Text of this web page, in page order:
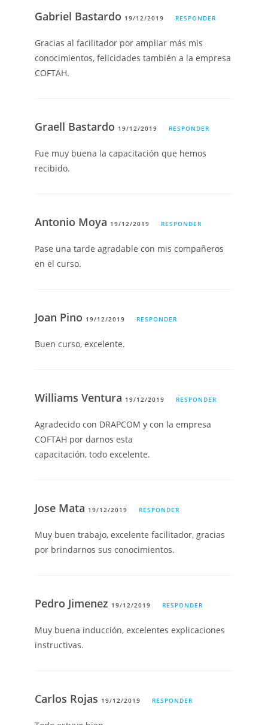
Gabriel Bastardo 19/12/2019 RESPONDER
Gracias al facilitador por ampliar más mis
conocimientos, felicidades también a la empresa
COFTAH.
Graell Bastardo 19/12/2019 RESPONDER
Fue muy buena la capacitación que hemos
recibido.
Antonio Moya 19/12/2019 RESPONDER
Pase una tarde agradable con mis compañeros
en el curso.
Joan Pino 19/12/2019 RESPONDER
Buen curso, excelente.
Williams Ventura 19/12/2019 RESPONDER
Agradecido con DRAPCOM y con la empresa
COFTAH por darnos esta
capacitación, todo excelente.
Jose Mata 19/12/2019 RESPONDER
Muy buen trabajo, excelente facilitador, gracias
por brindarnos sus conocimientos.
Pedro Jimenez 19/12/2019 RESPONDER
Muy buena inducción, excelentes explicaciones
instructivas.
Carlos Rojas 19/12/2019 RESPONDER